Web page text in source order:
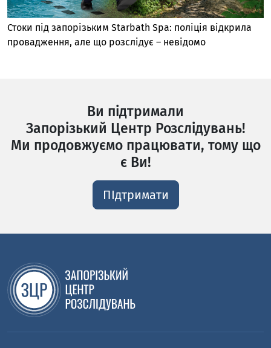
Стоки під запорізьким Starbath Spa: поліція відкрила
провадження, але що розслідує – невідомо
Ви підтримали
Запорізький Центр Розслідувань!
Ми продовжуємо працювати, тому що
є Ви!
ПІдтримати